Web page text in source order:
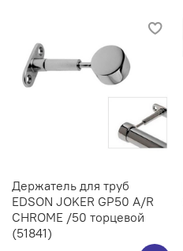
Держатель для труб
EDSON JOKER GP50 A/R
CHROME /50 торцевой
(51841)